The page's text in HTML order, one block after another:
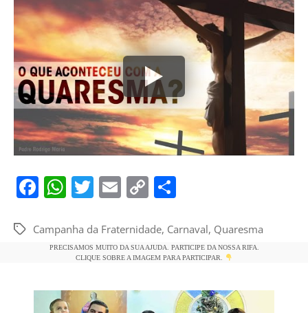
F
c
e
o
W
at
s
p
T
itt
er
E
ai
l
C
p
y
n
ar
e
TagsCampanha da Fraternidade, Carnaval, Quaresma
PRECISAMOS MUITO DA SUA AJUDA. PARTICIPE DA NOSSA RIFA.
CLIQUE SOBRE A IMAGEM PARA PARTICIPAR.